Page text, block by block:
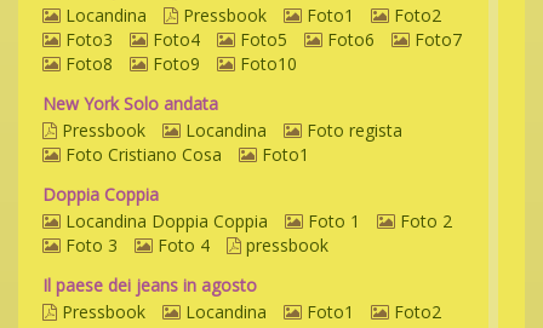
Locandina
Pressbook Foto1
Foto2
Foto3
Foto4 Foto5 Foto6
Foto7
Foto8
Foto9
Foto10
New York Solo andata
Pressbook
Locandina
Foto regista
Foto Cristiano Cosa
Foto1
Doppia Coppia
Locandina Doppia Coppia
Foto 1
Foto 2
Foto 3
Foto 4
pressbook
Il paese dei jeans in agosto
Pressbook
Locandina Foto1
Foto2